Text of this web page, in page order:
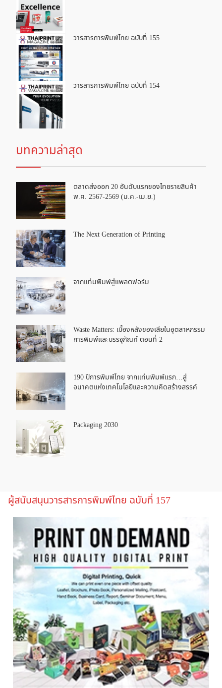
วารสารการพิมพ์ไทย ฉบับที่ 155
วารสารการพิมพ์ไทย ฉบับที่ 154
บทความล่าสุด
ตลาดส่งออก 20 อันดับแรกของไทยรายสินค้า
พ.ศ. 2567-2569 (ม.ค.-เม.ย.)
The Next Generation of Printing
จากแท่นพิมพ์สู่แพลตฟอร์ม
Waste Matters: เบื้องหลังของเสียในอุตสาหกรรม
การพิมพ์และบรรจุภัณฑ์ ตอนที่ 2
190 ปีการพิมพ์ไทย จากแท่นพิมพ์แรก…สู่
อนาคตแห่งเทคโนโลยีและความคิดสร้างสรรค์
Packaging 2030
ผู้สนับสนุนวารสารการพิมพ์ไทย ฉบับที่ 157